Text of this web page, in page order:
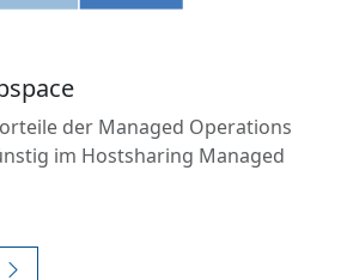
der Managed Operations
im Hostsharing Managed